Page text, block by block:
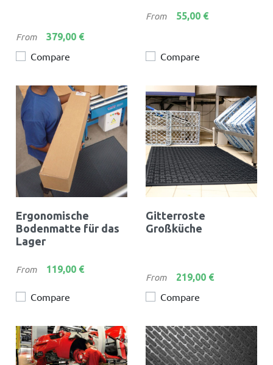
Preis
From 379,00 €
Compare
Preis
From 55,00 €
Compare
Ergonomische
Bodenmatte für das
Lager
Preis
From 119,00 €
Compare
Gitterroste
Großküche
Preis
From 219,00 €
Compare